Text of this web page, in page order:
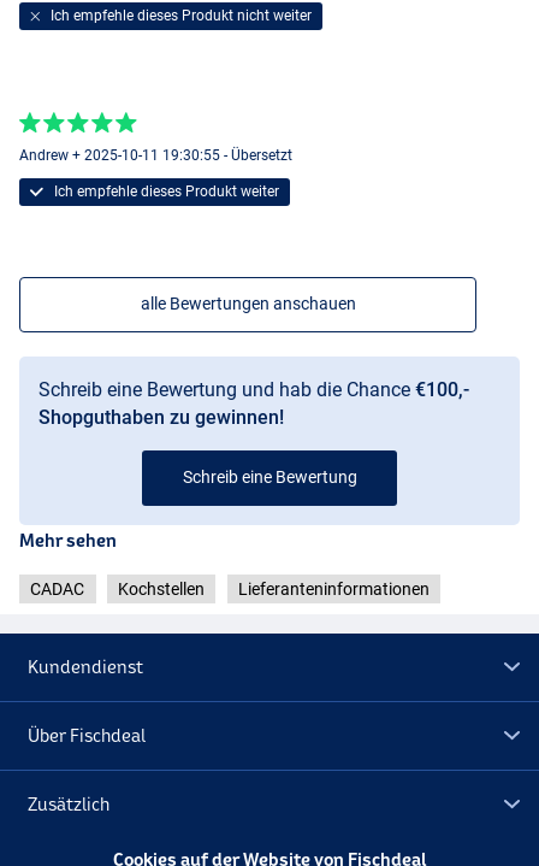
Ich empfehle dieses Produkt nicht weiter
Andrew + 2025-10-11 19:30:55 - Übersetzt
Ich empfehle dieses Produkt weiter
alle Bewertungen anschauen
Schreib eine Bewertung und hab die Chance €100,-
Shopguthaben zu gewinnen!
Schreib eine Bewertung
Mehr sehen
CADAC Kochstellen Lieferanteninformationen
Kundendienst
Über Fischdeal
Zusätzlich
Cookies auf der Website von Fischdeal